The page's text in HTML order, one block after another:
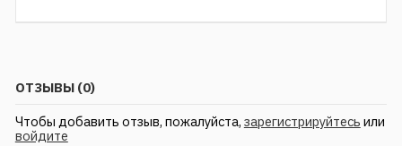
ОТЗЫВЫ (0)
Чтобы добавить отзыв, пожалуйста, зарегистрируйтесь или
войдите